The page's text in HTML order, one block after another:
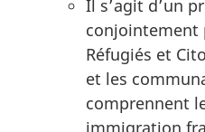
Il s’agit d’un
conjointement
Réfugiés et
et les
comprennent
immigration